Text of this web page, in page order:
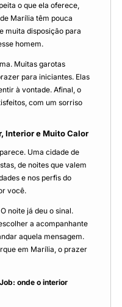
o que ela oferece,
Marília têm pouca
muita disposição para
homem.
Muitas garotas
para iniciantes. Elas
à vontade. Afinal, o
com um sorriso
Interior e Muito Calor
Uma cidade de
de noites que valem
e nos perfis do
você.
noite já deu o sinal.
a acompanhante
aquela mensagem.
em Marília, o prazer
onde o interior